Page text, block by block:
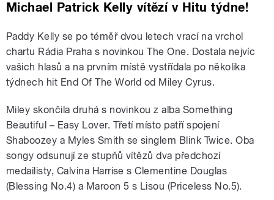
Michael Patrick Kelly vítězí v Hitu týdne!
Paddy Kelly se po téměř dvou letech vrací na vrchol
chartu Rádia Praha s novinkou The One. Dostala nejvíc
vašich hlasů a na prvním místě vystřídala po několika
týdnech hit End Of The World od Miley Cyrus.
Miley skončila druhá s novinkou z alba Something
Beautiful – Easy Lover. Třetí místo patří spojení
Shaboozey a Myles Smith se singlem Blink Twice. Oba
songy odsunují ze stupňů vítězů dva předchozí
medailisty, Calvina Harrise s Clementine Douglas
(Blessing No.4) a Maroon 5 s Lisou (Priceless No.5).